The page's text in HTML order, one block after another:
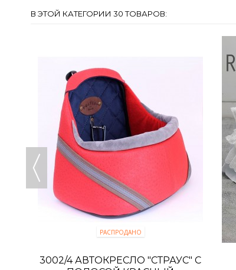
В ЭТОЙ КАТЕГОРИИ 30 ТОВАРОВ:
РАСПРОДАНО
3002/4 АВТОКРЕСЛО "СТРАУС" С